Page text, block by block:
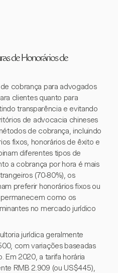
de Honorários de
cobrança para advogados
clientes quanto para
transparência e evitando
de advocacia chineses
de cobrança, incluindo
fixos, honorários de êxito e
diferentes tipos de
a cobrança por hora é mais
(70-80%), os
preferir honorários fixos ou
como os
no mercado jurídico
jurídica geralmente
com variações baseadas
Em 2020, a tarifa horária
RMB 2.909 (ou US$445),